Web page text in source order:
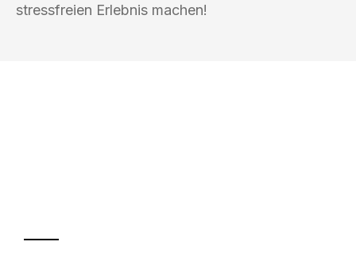
stressfreien Erlebnis machen!